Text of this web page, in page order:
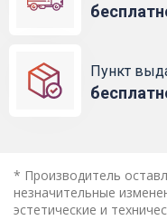
Пункт
* Производитель
незначительные
эстетические и